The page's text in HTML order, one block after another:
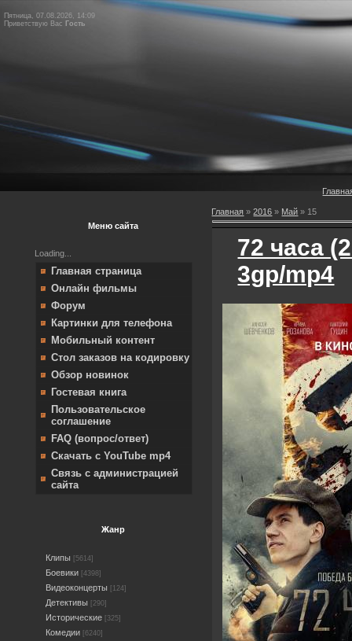
Пятница, 07.08.2026, 14:09
Приветствую Вас Гость
Меню сайта
Loading...
Главная страница
Онлайн фильмы
Форум
Картинки для телефона
Мобильный контент
Стол заказов на кодировку
Обзор новинок
Гостевая книга
Пользовательское
соглашение
FAQ (вопрос/ответ)
Скачать с YouTube mp4
Связь с администрацией
сайта
Жанр
Клипы [5614]
Боевики [4398]
Видеоконцерты [124]
Детективы [290]
Исторические [325]
Комедии [6240]
Главная »2016 » Май » 15
72 часа
3gp/mp4